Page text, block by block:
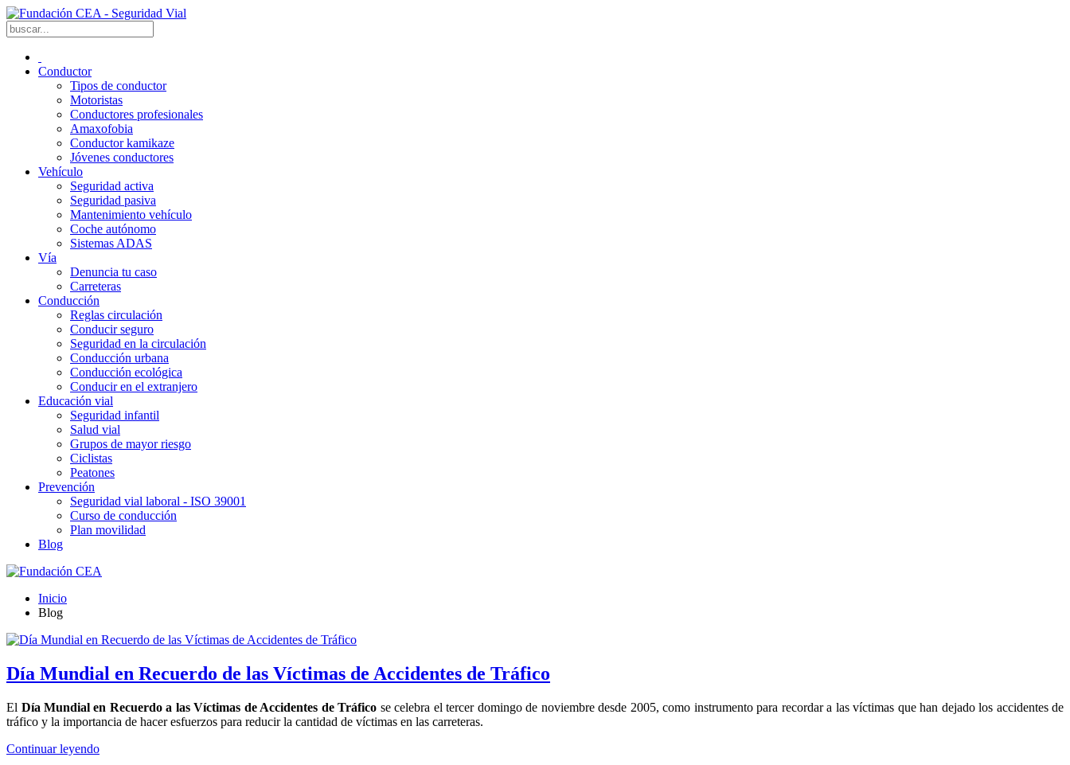
Conductor
Tipos de conductor
Motoristas
Conductores profesionales
Amaxofobia
Conductor kamikaze
Jóvenes conductores
Vehículo
Seguridad activa
Seguridad pasiva
Mantenimiento vehículo
Coche autónomo
Sistemas ADAS
Vía
Denuncia tu caso
Carreteras
Conducción
Reglas circulación
Conducir seguro
Seguridad en la circulación
Conducción urbana
Conducción ecológica
Conducir en el extranjero
Educación vial
Seguridad infantil
Salud vial
Grupos de mayor riesgo
Ciclistas
Peatones
Prevención
Seguridad vial laboral - ISO 39001
Curso de conducción
Plan movilidad
Blog
Inicio
Blog
Día Mundial en Recuerdo de las Víctimas de Accidentes de Tráfico
El Día Mundial en Recuerdo a las Víctimas de Accidentes de Tráfico se celebra el tercer domingo de noviembre desde 2005, como instrumento para recordar a las víctimas que han dejado los accidentes de
tráfico y la importancia de hacer esfuerzos para reducir la cantidad de víctimas en las carreteras.
Continuar leyendo